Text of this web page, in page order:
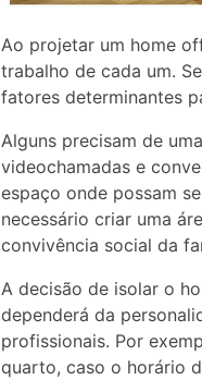
Ao projetar um home
trabalho de cada um.
fatores determinantes
Alguns precisam de
videochamadas e
espaço onde possam
necessário criar uma
convivência social da
A decisão de isolar o
dependerá da
profissionais. Por
quarto, caso o horário